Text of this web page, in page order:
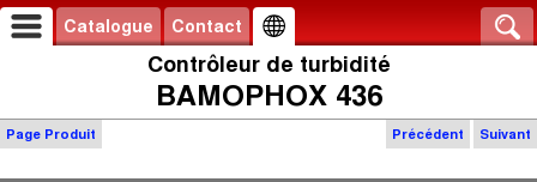
Catalogue Contact
Contrôleur de turbidité
BAMOPHOX 436
Précédent Suivant
Page Produit